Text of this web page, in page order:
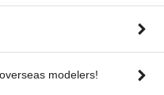
modelers!